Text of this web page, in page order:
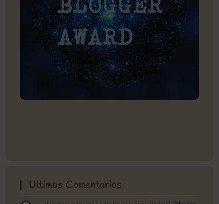
Ultimos Comentarios